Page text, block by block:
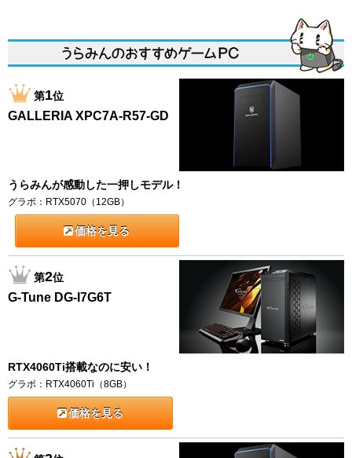
第1位
GALLERIA XPC7A-R57-GD
うらみんが感動した一押しモデル！
グラボ：RTX5070（12GB）
価格を見る
第2位
G-Tune DG-I7G6T
RTX4060Ti搭載なのに安い！
グラボ：RTX4060Ti（8GB）
価格を見る